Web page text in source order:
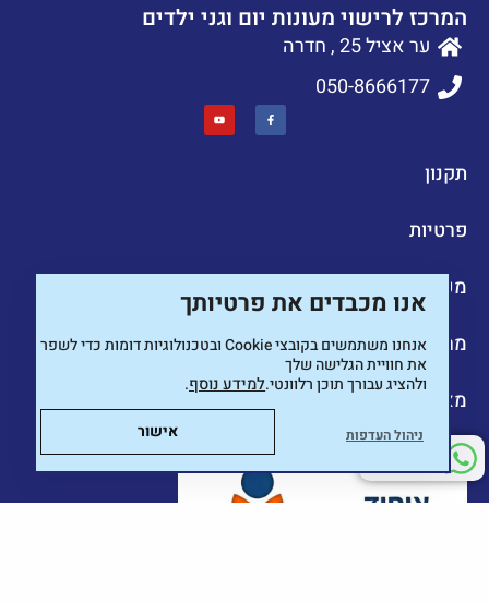
יש שאלה?
המרכז לרישוי מעונות יום וגני ילדים
ער אציל 25 , חדרה
050-8666177
תקנון
פרטיות
מערכי שיעור
מרכז הורות
מאמרים מקצועיים
אנו מכבדים את פרטיותך
אנחנו משתמשים בקובציCookieובטכנולוגיות דומות כדי לשפר
את חוויית הגלישה שלך
ולהציג עבורך תוכן רלוונטי.למידע נוסף.
אישור ניהול העדפות